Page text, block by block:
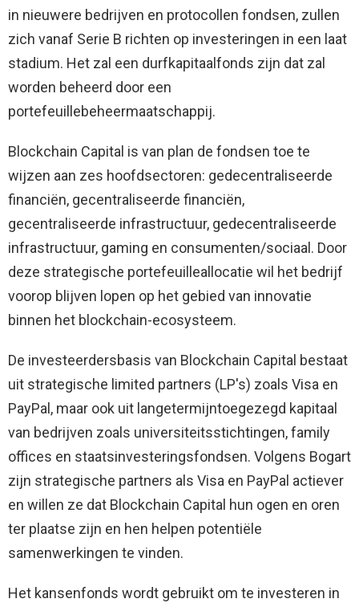
in nieuwere bedrijven en protocollen fondsen, zullen
zich vanaf Serie B richten op investeringen in een laat
stadium. Het zal een durfkapitaalfonds zijn dat zal
worden beheerd door een
portefeuillebeheermaatschappij.
Blockchain Capital is van plan de fondsen toe te
wijzen aan zes hoofdsectoren: gedecentraliseerde
financiën, gecentraliseerde financiën,
gecentraliseerde infrastructuur, gedecentraliseerde
infrastructuur, gaming en consumenten/sociaal. Door
deze strategische portefeuilleallocatie wil het bedrijf
voorop blijven lopen op het gebied van innovatie
binnen het blockchain-ecosysteem.
De investeerdersbasis van Blockchain Capital bestaat
uit strategische limited partners (LP's) zoals Visa en
PayPal, maar ook uit langetermijntoegezegd kapitaal
van bedrijven zoals universiteitsstichtingen, family
offices en staatsinvesteringsfondsen. Volgens Bogart
zijn strategische partners als Visa en PayPal actiever
en willen ze dat Blockchain Capital hun ogen en oren
ter plaatse zijn en hen helpen potentiële
samenwerkingen te vinden.
Het kansenfonds wordt gebruikt om te investeren in